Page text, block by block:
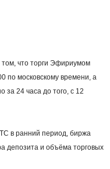
том, что торги Эфириумом
по московскому времени, а
за 24 часа до того, с 12
в ранний период, биржа
депозита и объёма торговых